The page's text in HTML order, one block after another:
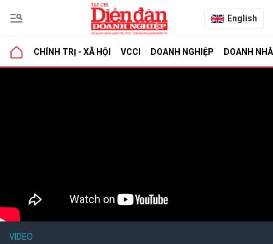
English
CHÍNH TRỊ - XÃ HỘI VCCI DOANH NGHIỆP DOANH
VIDEO